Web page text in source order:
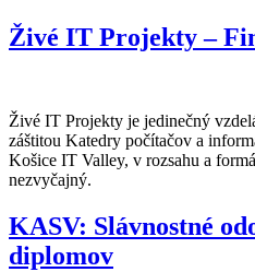
Živé IT Projekty –
Živé IT Projekty je jedinečný
záštitou Katedry počítačov a
Košice IT Valley, v rozsahu a
nezvyčajný.
KASV: Slávnostné
diplomov